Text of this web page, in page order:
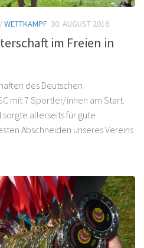
/WETTKAMPF 30. AUGUST 2016
im Freien in
des Deutschen
mit 7 Sportler/innen am Start.
sorgte allerseits für gute
Abschneiden unseres Vereins